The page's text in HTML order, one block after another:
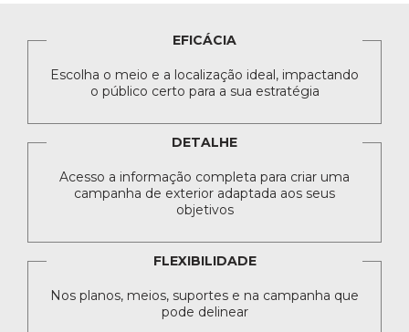
EFICÁCIA
Escolha o meio e a localização ideal, impactando
o público certo para a sua estratégia
DETALHE
Acesso a informação completa para criar uma
campanha de exterior adaptada aos seus
objetivos
FLEXIBILIDADE
Nos planos, meios, suportes e na campanha que
pode delinear